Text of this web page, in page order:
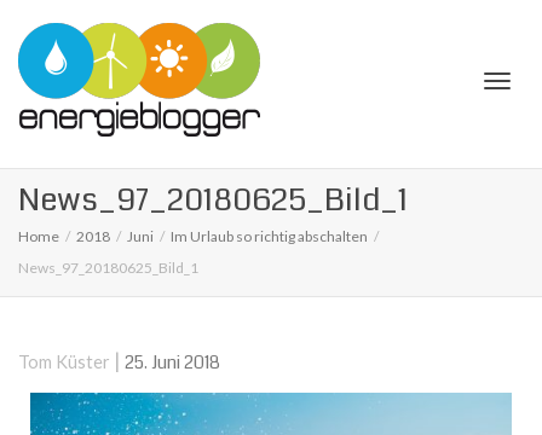
News_97_20180625_Bild_1
Home 2018 Juni
Im Urlaub so richtig abschalten
News_97_20180625_Bild_1
Tom Küster | 25. Juni 2018